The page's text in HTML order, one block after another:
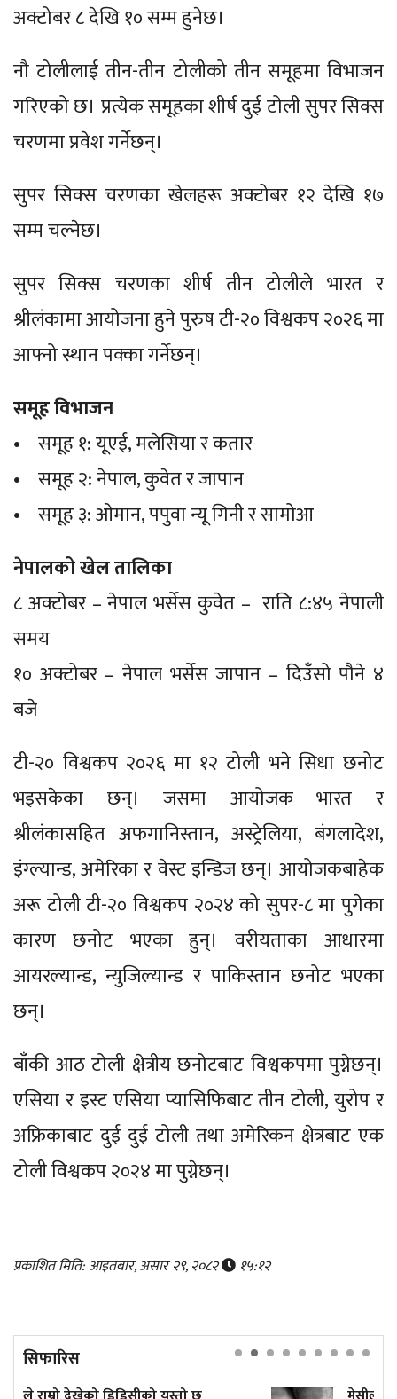
अक्टोबर ८ देखि १० सम्म हुनेछ।
नौ टोलीलाई तीन-तीन टोलीको तीन समूहमा विभाजन
गरिएको छ। प्रत्येक समूहका शीर्ष दुई टोली सुपर सिक्स
चरणमा प्रवेश गर्नेछन्।
सुपर सिक्स चरणका खेलहरू अक्टोबर १२ देखि १७
सम्म चल्नेछ।
सुपर सिक्स चरणका शीर्ष तीन टोलीले भारत र
श्रीलंकामा आयोजना हुने पुरुष टी-२० विश्वकप २०२६ मा
आफ्नो स्थान पक्का गर्नेछन्।
समूह विभाजन
• समूह १: यूएई, मलेसिया र कतार
• समूह २: नेपाल, कुवेत र जापान
• समूह ३: ओमान, पपुवा न्यू गिनी र सामोआ
नेपालको खेल तालिका
८ अक्टोबर – नेपाल भर्सेस कुवेत – राति ८:४५ नेपाली
समय
१० अक्टोबर – नेपाल भर्सेस जापान – दिउँसो पौने ४
बजे
टी-२० विश्वकप २०२६ मा १२ टोली भने सिधा छनोट
भइसकेका छन्। जसमा आयोजक भारत र
श्रीलंकासहित अफगानिस्तान, अस्ट्रेलिया, बंगलादेश,
इंग्ल्यान्ड, अमेरिका र वेस्ट इन्डिज छन्। आयोजकबाहेक
अरू टोली टी-२० विश्वकप २०२४ को सुपर-८ मा पुगेका
कारण छनोट भएका हुन्। वरीयताका आधारमा
आयरल्यान्ड, न्युजिल्यान्ड र पाकिस्तान छनोट भएका
छन्।
बाँकी आठ टोली क्षेत्रीय छनोटबाट विश्वकपमा पुग्नेछन्।
एसिया र इस्ट एसिया प्यासिफिबाट तीन टोली, युरोप र
अफ्रिकाबाट दुई दुई टोली तथा अमेरिकन क्षेत्रबाट एक
टोली विश्वकप २०२४ मा पुग्नेछन्।
प्रकाशित मिति: आइतबार, असार २९, २०८२ १५:१२
सिफारिस